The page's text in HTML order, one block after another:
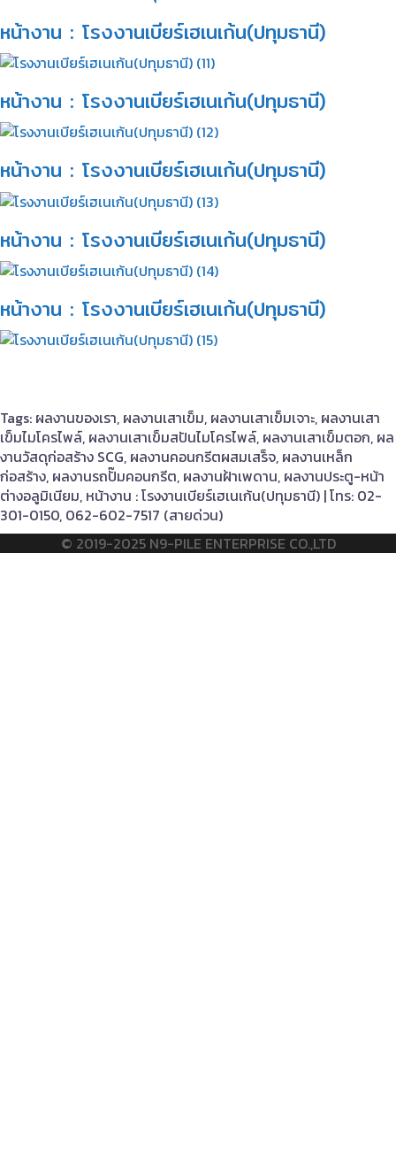
หน้างาน : โรงงานเบียร์เฮเนเก้น(ปทุมธานี)​
หน้างาน : โรงงานเบียร์เฮเนเก้น(ปทุมธานี)​
หน้างาน : โรงงานเบียร์เฮเนเก้น(ปทุมธานี)​
หน้างาน : โรงงานเบียร์เฮเนเก้น(ปทุมธานี)​
หน้างาน : โรงงานเบียร์เฮเนเก้น(ปทุมธานี)​
Tags: ผลงานของเรา, ผลงานเสาเข็ม, ผลงานเสาเข็มเจาะ, ผลงานเสา
เข็มไมโครไพล์, ผลงานเสาเข็มสปันไมโครไพล์, ผลงานเสาเข็มตอก, ผล
งานวัสดุก่อสร้าง SCG, ผลงานคอนกรีตผสมเสร็จ, ผลงานเหล็ก
ก่อสร้าง, ผลงานรถปั๊มคอนกรีต, ผลงานฝ้าเพดาน, ผลงานประตู-หน้า
ต่างอลูมิเนียม, หน้างาน : โรงงานเบียร์เฮเนเก้น(ปทุมธานี) | โทร: 02-
301-0150, 062-602-7517 (สายด่วน)
© 2019-2025 N9-PILE ENTERPRISE CO.,LTD